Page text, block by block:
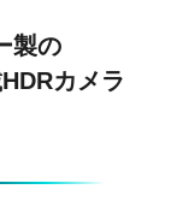
製の
カメラ